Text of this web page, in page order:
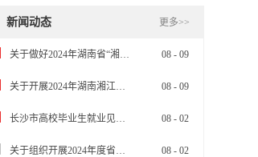
新闻动态 更多>>
关于做好2024年湖南省“湘企英才”中小企业经营管理人员专题培训的通知 08 - 09
关于开展2024年湖南湘江新区企业梯度培育计划（雏鹰企业）申报工作的通知 08 - 09
长沙市高校毕业生就业见习基地认定办事指南 08 - 02
关于组织开展2024年度省现代服务业发展专项资金项目申报工作的通知 08 - 02